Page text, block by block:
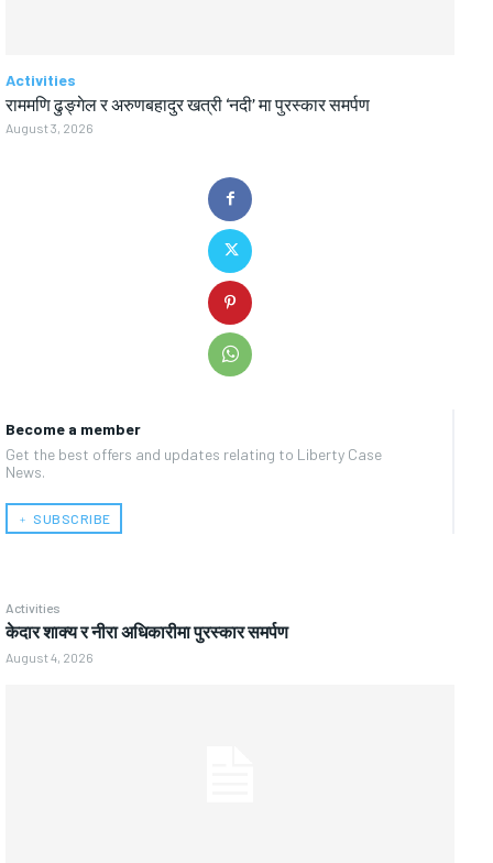
Become a member
Get the best offers and updates relating to Liberty Case
News.
﹢ SUBSCRIBE
Activities
केदार शाक्य र नीरा अधिकारीमा पुरस्कार समर्पण
August 4, 2026
Activities
राममणि ढुङ्गेल र अरुणबहादुर खत्री ‘नदी’ मा पुरस्कार समर्पण
August 3, 2026